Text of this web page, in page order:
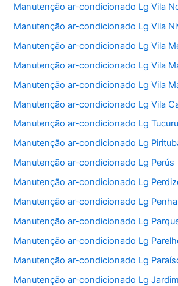
Manutenção ar-condicionado Lg Vila
Manutenção ar-condicionado Lg Vila
Manutenção ar-condicionado Lg Vila
Manutenção ar-condicionado Lg Vila
Manutenção ar-condicionado Lg Vila
Manutenção ar-condicionado Lg Vila
Manutenção ar-condicionado Lg
Manutenção ar-condicionado Lg
Manutenção ar-condicionado Lg Perús
Manutenção ar-condicionado Lg
Manutenção ar-condicionado Lg
Manutenção ar-condicionado Lg
Manutenção ar-condicionado Lg
Manutenção ar-condicionado Lg
Manutenção ar-condicionado Lg